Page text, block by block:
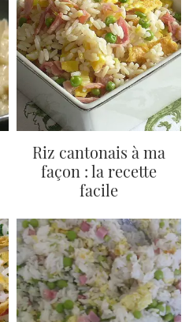
Riz cantonais à ma
façon : la recette
facile